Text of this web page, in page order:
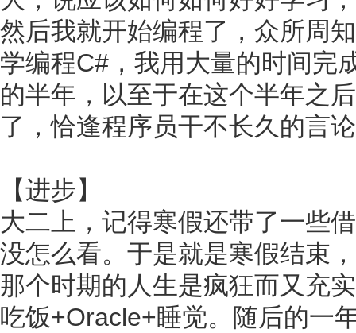
然后我就开始编程了，众所周
学编程C#，我用大量的时间完
的半年，以至于在这个半年之
了，恰逢程序员干不长久的言
【进步】
大二上，记得寒假还带了一些
没怎么看。于是就是寒假结束
那个时期的人生是疯狂而又充
吃饭+Oracle+睡觉。随后的一